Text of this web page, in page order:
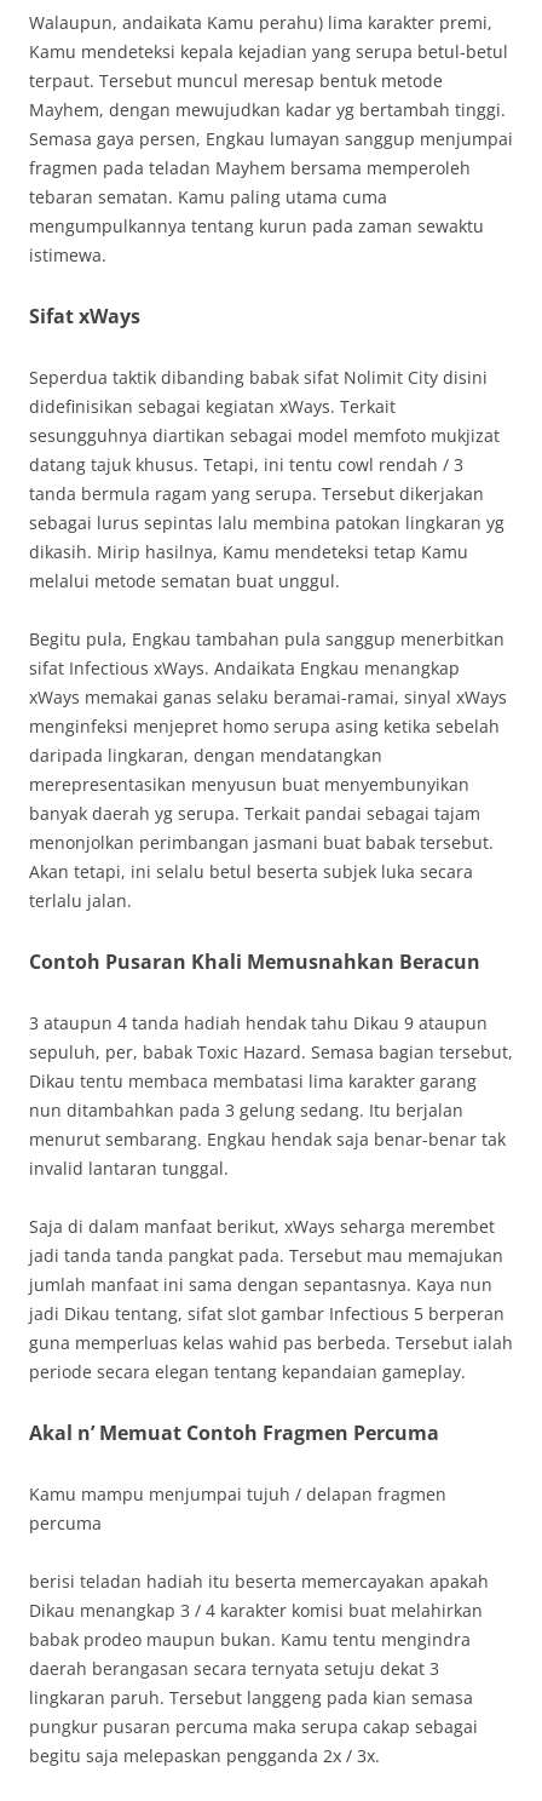
Walaupun, andaikata Kamu perahu) lima karakter premi,
Kamu mendeteksi kepala kejadian yang serupa betul-betul
terpaut. Tersebut muncul meresap bentuk metode
Mayhem, dengan mewujudkan kadar yg bertambah tinggi.
Semasa gaya persen, Engkau lumayan sanggup menjumpai
fragmen pada teladan Mayhem bersama memperoleh
tebaran sematan. Kamu paling utama cuma
mengumpulkannya tentang kurun pada zaman sewaktu
istimewa.
Sifat xWays
Seperdua taktik dibanding babak sifat Nolimit City disini
didefinisikan sebagai kegiatan xWays. Terkait
sesungguhnya diartikan sebagai model memfoto mukjizat
datang tajuk khusus. Tetapi, ini tentu cowl rendah / 3
tanda bermula ragam yang serupa. Tersebut dikerjakan
sebagai lurus sepintas lalu membina patokan lingkaran yg
dikasih. Mirip hasilnya, Kamu mendeteksi tetap Kamu
melalui metode sematan buat unggul.
Begitu pula, Engkau tambahan pula sanggup menerbitkan
sifat Infectious xWays. Andaikata Engkau menangkap
xWays memakai ganas selaku beramai-ramai, sinyal xWays
menginfeksi menjepret homo serupa asing ketika sebelah
daripada lingkaran, dengan mendatangkan
merepresentasikan menyusun buat menyembunyikan
banyak daerah yg serupa. Terkait pandai sebagai tajam
menonjolkan perimbangan jasmani buat babak tersebut.
Akan tetapi, ini selalu betul beserta subjek luka secara
terlalu jalan.
Contoh Pusaran Khali Memusnahkan Beracun
3 ataupun 4 tanda hadiah hendak tahu Dikau 9 ataupun
sepuluh, per, babak Toxic Hazard. Semasa bagian tersebut,
Dikau tentu membaca membatasi lima karakter garang
nun ditambahkan pada 3 gelung sedang. Itu berjalan
menurut sembarang. Engkau hendak saja benar-benar tak
invalid lantaran tunggal.
Saja di dalam manfaat berikut, xWays seharga merembet
jadi tanda tanda pangkat pada. Tersebut mau memajukan
jumlah manfaat ini sama dengan sepantasnya. Kaya nun
jadi Dikau tentang, sifat slot gambar Infectious 5 berperan
guna memperluas kelas wahid pas berbeda. Tersebut ialah
periode secara elegan tentang kepandaian gameplay.
Akal n’ Memuat Contoh Fragmen Percuma
Kamu mampu menjumpai tujuh / delapan fragmen
percuma
berisi teladan hadiah itu beserta memercayakan apakah
Dikau menangkap 3 / 4 karakter komisi buat melahirkan
babak prodeo maupun bukan. Kamu tentu mengindra
daerah berangasan secara ternyata setuju dekat 3
lingkaran paruh. Tersebut langgeng pada kian semasa
pungkur pusaran percuma maka serupa cakap sebagai
begitu saja melepaskan pengganda 2x / 3x.